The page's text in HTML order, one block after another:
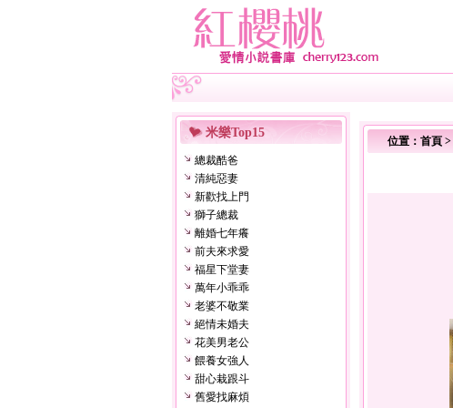
米樂Top15
總裁酷爸
清純惡妻
新歡找上門
獅子總裁
離婚七年癢
前夫來求愛
福星下堂妻
萬年小乖乖
老婆不敬業
絕情未婚夫
花美男老公
餵養女強人
甜心栽跟斗
舊愛找麻煩
位置： 首頁 >